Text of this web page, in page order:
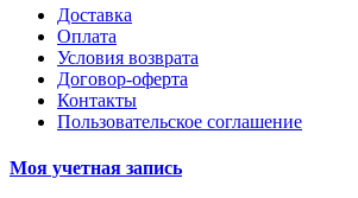
Доставка
Оплата
Условия возврата
Договор-оферта
Контакты
Пользовательское соглашение
Моя учетная запись